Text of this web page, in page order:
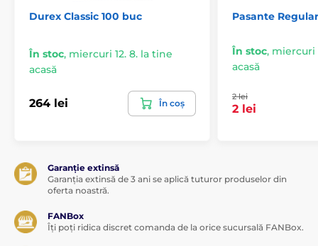
Durex Classic 100 buc
În stoc, miercuri 12. 8. la tine
acasă
264 lei În coș
Pasante
În stoc, miercuri
acasă
2 lei
2 lei
Garanție extinsă
Garanția extinsă de 3 ani se aplică tuturor produselor din
oferta noastră.
FANBox
Îți poți ridica discret comanda de la orice sucursală FANBox.